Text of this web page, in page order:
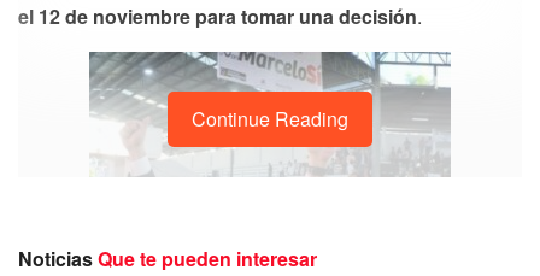
el 12 de noviembre para tomar una decisión.
Continue Reading
NoticiasQue te pueden interesar